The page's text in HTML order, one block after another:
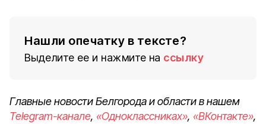
Нашли опечатку в тексте?
Выделите ее и нажмите на ссылку
Главные новости Белгорода и области в нашем
Telegram-канале, «Одноклассниках», «ВКонтакте»,